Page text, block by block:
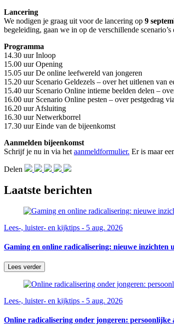
Lancering
We nodigen je graag uit voor de lancering op 9
begeleiding, gaan we in op de verschillende
Programma
14.30 uur Inloop
15.00 uur Opening
15.05 uur De online leefwereld van jongeren
15.20 uur Scenario Geldezels – over het uitlenen van
15.40 uur Scenario Online intieme beelden delen –
16.00 uur Scenario Online pesten – over pestgedrag
16.20 uur Afsluiting
16.30 uur Netwerkborrel
17.30 uur Einde van de bijeenkomst
Aanmelden bijeenkomst
Schrijf je nu in via het aanmeldformulier. Er is maar
Delen
Laatste berichten
Lees-, luister- en kijktips - 5 aug. 2026
Gaming en online radicalisering: nieuwe inzichten
Lees verder
Lees-, luister- en kijktips - 5 aug. 2026
Online radicalisering onder jongeren: